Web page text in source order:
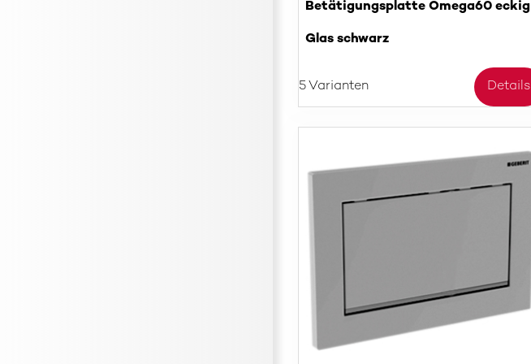
Betätigungsplatte Omega60 eckig
Glas schwarz
5 Varianten Details